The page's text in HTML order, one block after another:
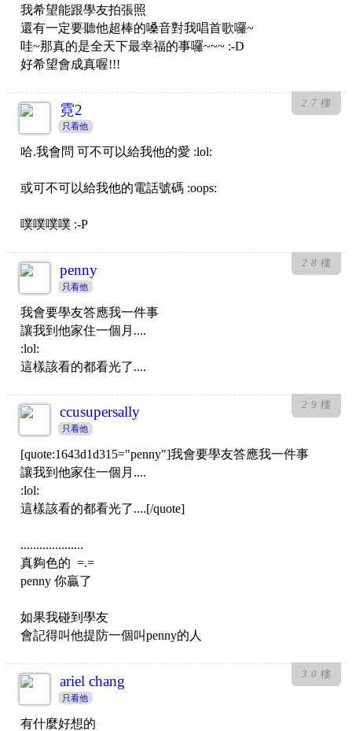
我希望能跟學友拍張照
還有一定要聽他超棒的嗓音對我唱首歌囉~
哇~那真的是全天下最幸福的事囉~~~ :-D
好希望會成真喔!!!
27 樓
霓2
只看他
哈.我會問 可不可以給我他的愛 :lol:
或可不可以給我他的電話號碼 :oops:
噗噗噗噗 :-P
28 樓
penny
只看他
我會要學友答應我一件事
讓我到他家住一個月....
:lol:
這樣該看的都看光了....
29 樓
ccusupersally
只看他
[quote:1643d1d315="penny"]我會要學友答應我一件事
讓我到他家住一個月....
:lol:
這樣該看的都看光了....[/quote]
....................
真夠色的 =.=
penny 你贏了
如果我碰到學友
會記得叫他提防一個叫penny的人
30 樓
ariel chang
只看他
有什麼好想的